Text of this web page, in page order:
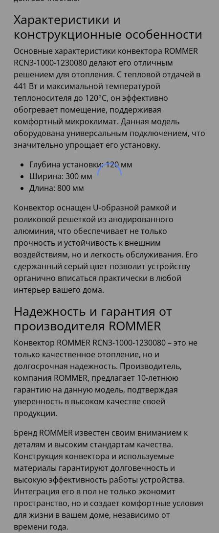
Характеристики и
конструкционные особенности
Основные характеристики конвектора ROMMER
RCN3-1000-1230080 делают его отличным
решением для отопления. С тепловой отдачей в
441 Вт и максимальной температурой
теплоносителя до 120°C, он эффективно
обогревает помещение, поддерживая
комфортный микроклимат. Данная модель
оборудована универсальным подключением, что
значительно упрощает его установку.
Глубина установки: 120 мм
Ширина: 300 мм
Длина: 800 мм
Конвектор оснащен U-образной рамкой и
роликовой решеткой из анодированного
алюминия, что обеспечивает не только
прочность и устойчивость к внешним
воздействиям, но и легкость обслуживания. Его
сдержанный серый цвет позволит устройству
органично вписаться практически в любой
интерьер вашего дома.
Надежность и гарантия от
производителя ROMMER
Конвектор ROMMER RCN3-1000-1230080 – это не
только качественное отопление, но и
долгосрочная надежность. Производитель,
компания ROMMER, предлагает 10-летнюю
гарантию на данную модель, подтверждая
уверенность в высоком качестве своей
продукции.
Бренд ROMMER известен своим вниманием к
деталям и высоким стандартам качества.
Конструкция конвектора и используемые
материалы гарантируют долговечность и
высокую эффективность работы устройства.
Интеграция его в пол не только экономит
пространство, но и создает комфортные условия
для жизни в вашем доме, независимо от
времени года.